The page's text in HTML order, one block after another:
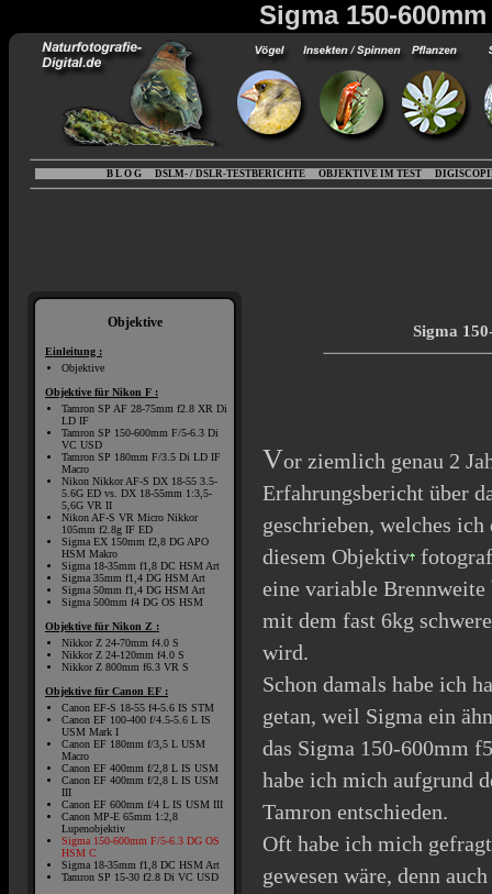
Sigma 150-
B L O G DSLM- / DSLR-TESTBERICHTE OBJEKTIVE IM TEST
Objektive
Einleitung :
Objektive
Objektive für Nikon F :
Tamron SP AF 28-75mm f2.8 XR Di
LD IF
Tamron SP 150-600mm F/5-6.3 Di
VC USD
Tamron SP 180mm F/3.5 Di LD IF
Macro
Nikon Nikkor AF-S DX 18-55 3.5-
5.6G ED vs. DX 18-55mm 1:3,5-
5,6G VR II
Nikon AF-S VR Micro Nikkor
105mm f2.8g IF ED
Sigma EX 150mm f2,8 DG APO
HSM Makro
Sigma 18-35mm f1,8 DC HSM Art
Sigma 35mm f1,4 DG HSM Art
Sigma 50mm f1,4 DG HSM Art
Sigma 500mm f4 DG OS HSM
Objektive für Nikon Z :
Nikkor Z 24-70mm f4.0 S
Nikkor Z 24-120mm f4.0 S
Nikkor Z 800mm f6.3 VR S
Objektive für Canon EF :
Canon EF-S 18-55 f4-5.6 IS STM
Canon EF 100-400 f/4.5-5.6 L IS
USM Mark I
Canon EF 180mm f/3,5 L USM
Macro
Canon EF 400mm f/2,8 L IS USM
Canon EF 400mm f/2,8 L IS USM
III
Canon EF 600mm f/4 L IS USM III
Canon MP-E 65mm 1:2,8
Lupenobjektiv
Sigma 150-600mm F/5-6.3 DG OS
HSM C
Sigma 18-35mm f1,8 DC HSM Art
Tamron SP 15-30 f2.8 Di VC USD
Sigma
Vor ziemlich genau 2
Erfahrungsbericht über
geschrieben, welches
diesem Objektiv
eine variable
mit dem fast 6kg
wird.
Schon damals habe ich
getan, weil Sigma ein
das Sigma 150-600mm
habe ich mich aufgrund
Tamron entschieden.
Oft habe ich mich
gewesen wäre, denn